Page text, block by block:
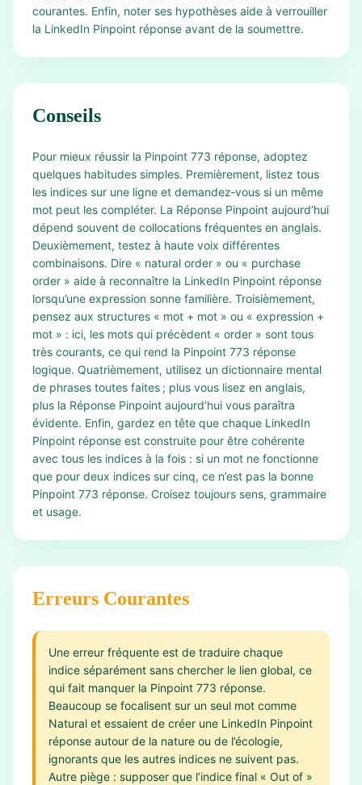
courantes. Enfin, noter ses hypothèses aide à verrouiller
la LinkedIn Pinpoint réponse avant de la soumettre.
Conseils
Pour mieux réussir la Pinpoint 773 réponse, adoptez
quelques habitudes simples. Premièrement, listez tous
les indices sur une ligne et demandez‑vous si un même
mot peut les compléter. La Réponse Pinpoint aujourd’hui
dépend souvent de collocations fréquentes en anglais.
Deuxièmement, testez à haute voix différentes
combinaisons. Dire « natural order » ou « purchase
order » aide à reconnaître la LinkedIn Pinpoint réponse
lorsqu’une expression sonne familière. Troisièmement,
pensez aux structures « mot + mot » ou « expression +
mot » : ici, les mots qui précèdent « order » sont tous
très courants, ce qui rend la Pinpoint 773 réponse
logique. Quatrièmement, utilisez un dictionnaire mental
de phrases toutes faites ; plus vous lisez en anglais,
plus la Réponse Pinpoint aujourd’hui vous paraîtra
évidente. Enfin, gardez en tête que chaque LinkedIn
Pinpoint réponse est construite pour être cohérente
avec tous les indices à la fois : si un mot ne fonctionne
que pour deux indices sur cinq, ce n’est pas la bonne
Pinpoint 773 réponse. Croisez toujours sens, grammaire
et usage.
Erreurs Courantes
Une erreur fréquente est de traduire chaque
indice séparément sans chercher le lien global, ce
qui fait manquer la Pinpoint 773 réponse.
Beaucoup se focalisent sur un seul mot comme
Natural et essaient de créer une LinkedIn Pinpoint
réponse autour de la nature ou de l’écologie,
ignorants que les autres indices ne suivent pas.
Autre piège : supposer que l’indice final « Out of »